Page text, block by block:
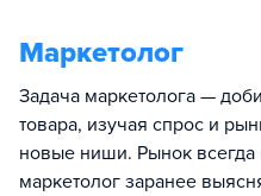
Маркетолог
Задача маркетолога —
товара, изучая спрос и
новые ниши. Рынок
маркетолог заранее